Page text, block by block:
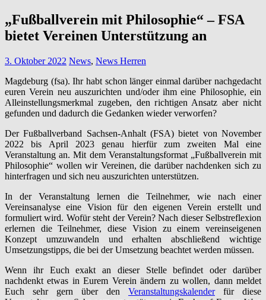
„Fußballverein mit Philosophie“ – FSA
bietet Vereinen Unterstützung an
3. Oktober 2022 News, News Herren
Magdeburg (fsa). Ihr habt schon länger einmal darüber nachgedacht
euren Verein neu auszurichten und/oder ihm eine Philosophie, ein
Alleinstellungsmerkmal zugeben, den richtigen Ansatz aber nicht
gefunden und dadurch die Gedanken wieder verworfen?
Der Fußballverband Sachsen-Anhalt (FSA) bietet von November
2022 bis April 2023 genau hierfür zum zweiten Mal eine
Veranstaltung an. Mit dem Veranstaltungsformat „Fußballverein mit
Philosophie“ wollen wir Vereinen, die darüber nachdenken sich zu
hinterfragen und sich neu auszurichten unterstützen.
In der Veranstaltung lernen die Teilnehmer, wie nach einer
Vereinsanalyse eine Vision für den eigenen Verein erstellt und
formuliert wird. Wofür steht der Verein? Nach dieser Selbstreflexion
erlernen die Teilnehmer, diese Vision zu einem vereinseigenen
Konzept umzuwandeln und erhalten abschließend wichtige
Umsetzungstipps, die bei der Umsetzung beachtet werden müssen.
Wenn ihr Euch exakt an dieser Stelle befindet oder darüber
nachdenkt etwas in Eurem Verein ändern zu wollen, dann meldet
Euch sehr gern über den Veranstaltungskalenderfür diese